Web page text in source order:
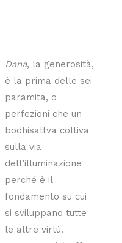
Dana, la generosità,
è la prima delle sei
paramita, o
perfezioni che un
bodhisattva coltiva
sulla via
dell’illuminazione
perché è il
fondamento su cui
si sviluppano tutte
le altre virtù.